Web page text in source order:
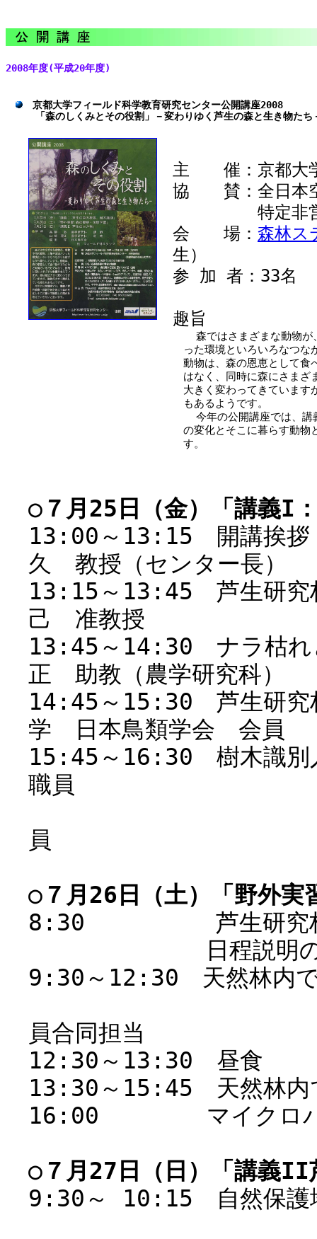
2008年度(平成20年度)
京都大学フィールド科学教育研究センター公開講座2008
「森のしくみとその役割」－変わりゆく芦生の森と生き物たち
主 催：京都大学
協 賛：全日本
特定非営利
会 場： 森林ス
生）
参 加 者：33名
趣旨
森ではさまざまな動物が
った環境といろいろなつな
動物は、森の恩恵として食
はなく、同時に森にさまざ
大きく変わってきています
もあるようです。
今年の公開講座では、講
の変化とそこに暮らす動物
す。
○７月25日（金）「講義I
13:00～
久 教授（センター長）
13:15～13:45 芦生研
己 准教授
13:45～14:30 ナラ枯れ
正 助教（農学研究科）
14:45～15:30 芦生研
学 日本鳥類学会 会員
15:45～16:30 樹
職員
員
○７月26日（土）「野外実
8:30 芦生研究林
日程説明の後マ
9:30～12:30 天然林内
員合同担当
12:30～13:30 昼食
13:30～15:45 天然林内
16:00 マイクロバ
○７月27日（日）「講義II
9:30～ 10:15 自然保護